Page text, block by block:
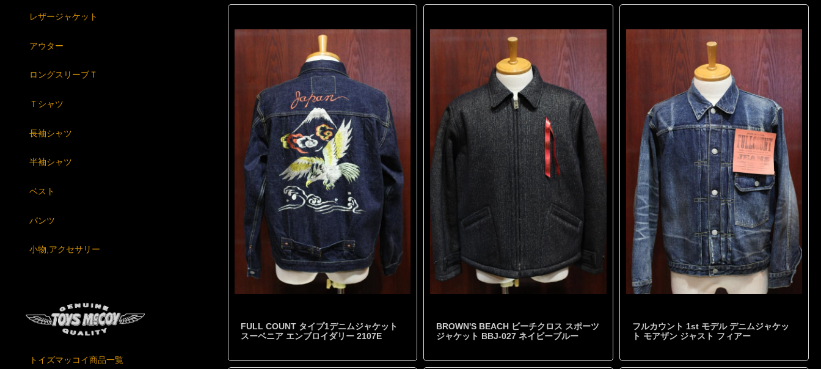
FULL COUNT タイプ1デニムジャケット
スーベニア エンブロイダリー 2107E
BROWN'S BEACH ビーチクロス スポーツ
ジャケット BBJ-027 ネイビーブルー
フルカウント 1st モデル デニムジャケッ
ト モアザン ジャスト フィアー
レザージャケット
アウター
ロングスリーブＴ
Ｔシャツ
長袖シャツ
半袖シャツ
ベスト
パンツ
小物,アクセサリー
トイズマッコイ商品一覧